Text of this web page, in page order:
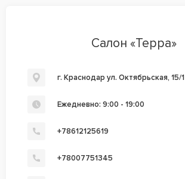
Салон «Терра»
г. Краснодар ул. Октябрьская, 15/1
Ежедневно: 9:00 - 19:00
+78612125619
+78007751345